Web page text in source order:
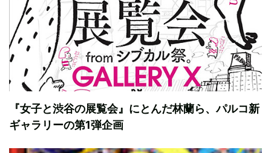
『女子と渋谷の展覧会』にとんだ林蘭ら、パルコ新
ギャラリーの第1弾企画